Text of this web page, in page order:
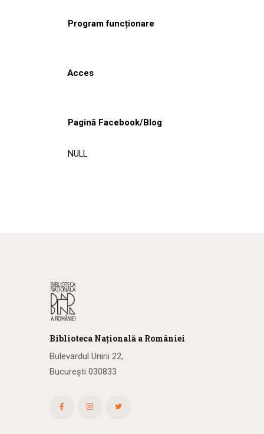
Program funcționare
Acces
Pagină Facebook/Blog
NULL
Biblioteca Națională a României
Bulevardul Unirii 22,
București 030833